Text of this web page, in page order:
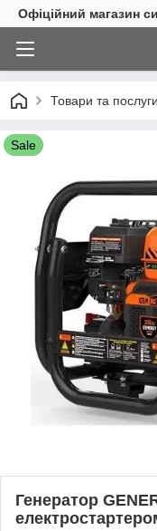
Офіційний магазин
Товари та послуги
Sale
Генератор